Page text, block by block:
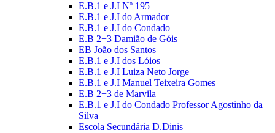
E.B.1 e J.I Nº 195
E.B.1 e J.I do Armador
E.B.1 e J.I do Condado
E.B 2+3 Damião de Góis
EB João dos Santos
E.B.1 e J.I dos Lóios
E.B.1 e J.I Luiza Neto Jorge
E.B.1 e J.I Manuel Teixeira Gomes
E.B 2+3 de Marvila
E.B.1 e J.I do Condado Professor Agostinho da
Silva
Escola Secundária D.Dinis